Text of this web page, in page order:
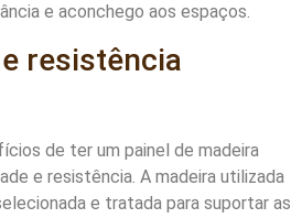
e aconchego aos espaços.
resistência
de ter um painel de madeira
e resistência. A madeira utilizada
e tratada para suportar as